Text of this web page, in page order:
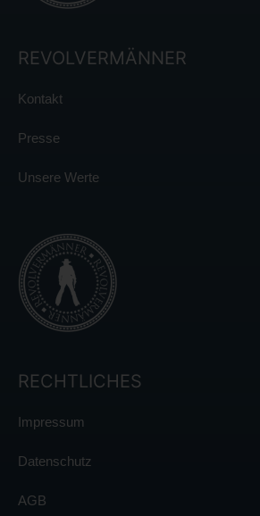
REVOLVERMÄNNER
Kontakt
Presse
Unsere Werte
RECHTLICHES
Impressum
Datenschutz
AGB